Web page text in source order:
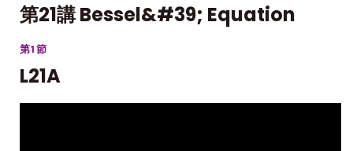
第21講 Bessel&#39; Equation
第1節
L21A